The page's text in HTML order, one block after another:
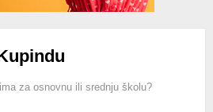
za osnovnu ili srednju školu?